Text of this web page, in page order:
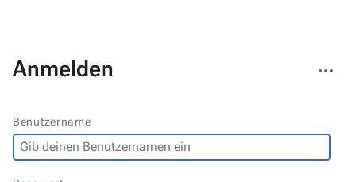
Anmelden
Aktionen
Benutzername